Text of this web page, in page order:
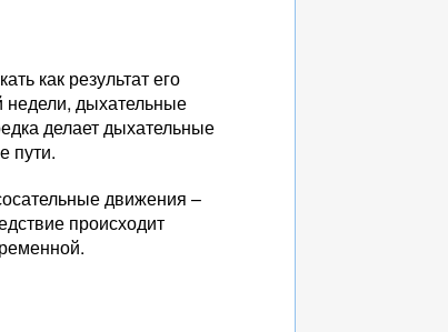
как результат его
недели, дыхательные
делает дыхательные
пути.
движения –
происходит